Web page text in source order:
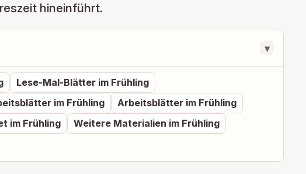
hineinführt.
▾
Lese-Mal-Blätter im Frühling
im Frühling
Arbeitsblätter im Frühling
im Frühling
Weitere Materialien im Frühling